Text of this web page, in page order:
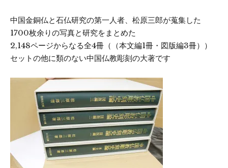
中国金銅仏と石仏研究の第一人者、松原三郎が蒐集した
1700枚余りの写真と研究をまとめた
2,148ページからなる全4冊（（本文編1冊・図版編3冊））
セットの他に類のない中国仏教彫刻の大著です